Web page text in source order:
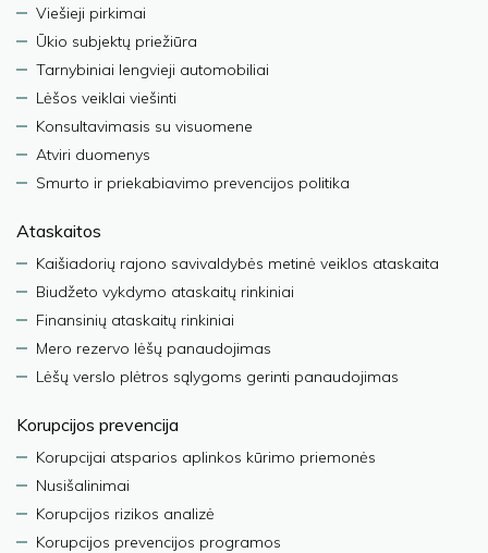
Viešieji pirkimai
Ūkio subjektų priežiūra
Tarnybiniai lengvieji automobiliai
Lėšos veiklai viešinti
Konsultavimasis su visuomene
Atviri duomenys
Smurto ir priekabiavimo prevencijos politika
Ataskaitos
Kaišiadorių rajono savivaldybės metinė veiklos ataskaita
Biudžeto vykdymo ataskaitų rinkiniai
Finansinių ataskaitų rinkiniai
Mero rezervo lėšų panaudojimas
Lėšų verslo plėtros sąlygoms gerinti panaudojimas
Korupcijos prevencija
Korupcijai atsparios aplinkos kūrimo priemonės
Nusišalinimai
Korupcijos rizikos analizė
Korupcijos prevencijos programos